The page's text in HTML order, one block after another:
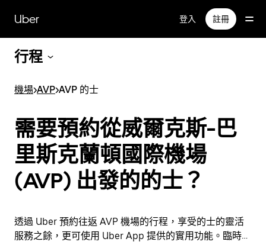
Uber 登入 註冊
行程
機場>AVP>AVP 的士
需要預約從威爾克斯-巴
里斯克蘭頓國際機場
(AVP) 出發的的士？
透過 Uber 預約往返 AVP 機場的行程，享受的士的靈活
服務之餘，更可使用 Uber App 提供的實用功能。臨時需